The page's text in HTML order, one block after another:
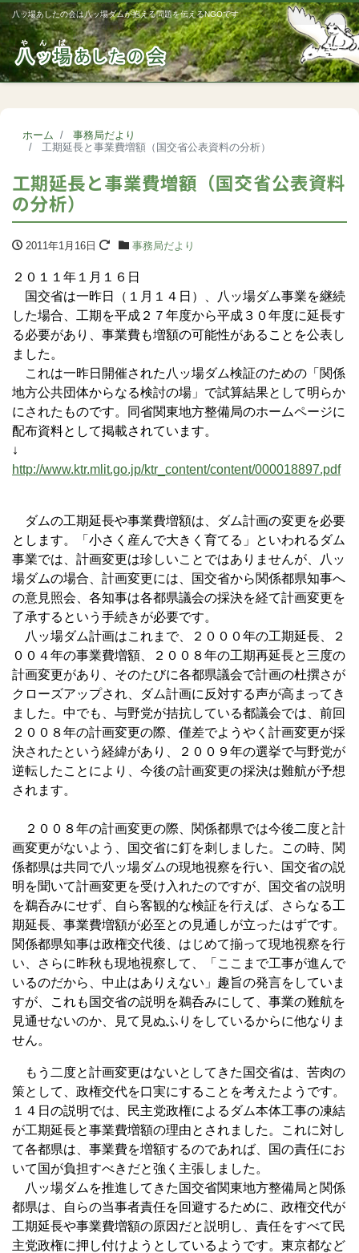
八ッ場あしたの会は八ッ場ダムが抱える問題を伝えるNGOです
ホーム
事務局だより
工期延長と事業費増額（国交省公表資料の分析）
工期延長と事業費増額（国交省公表資料
の分析）
2011年1月16日 事務局だより
２０１１年１月１６日
国交省は一昨日（１月１４日）、八ッ場ダム事業を継続
した場合、工期を平成２７年度から平成３０年度に延長す
る必要があり、事業費も増額の可能性があることを公表し
ました。
これは一昨日開催された八ッ場ダム検証のための「関係
地方公共団体からなる検討の場」で試算結果として明らか
にされたものです。同省関東地方整備局のホームページに
配布資料として掲載されています。
↓
http://www.ktr.mlit.go.jp/ktr_content/content/000018897.pdf
ダムの工期延長や事業費増額は、ダム計画の変更を必要
とします。「小さく産んで大きく育てる」といわれるダム
事業では、計画変更は珍しいことではありませんが、八ッ
場ダムの場合、計画変更には、国交省から関係都県知事へ
の意見照会、各知事は各都県議会の採決を経て計画変更を
了承するという手続きが必要です。
八ッ場ダム計画はこれまで、２０００年の工期延長、２
００４年の事業費増額、２００８年の工期再延長と三度の
計画変更があり、そのたびに各都県議会で計画の杜撰さが
クローズアップされ、ダム計画に反対する声が高まってき
ました。中でも、与野党が拮抗している都議会では、前回
２００８年の計画変更の際、僅差でようやく計画変更が採
決されたという経緯があり、２００９年の選挙で与野党が
逆転したことにより、今後の計画変更の採決は難航が予想
されます。
２００８年の計画変更の際、関係都県では今後二度と計
画変更がないよう、国交省に釘を刺しました。この時、関
係都県は共同で八ッ場ダムの現地視察を行い、国交省の説
明を聞いて計画変更を受け入れたのですが、国交省の説明
を鵜呑みにせず、自ら客観的な検証を行えば、さらなる工
期延長、事業費増額が必至との見通しが立ったはずです。
関係都県知事は政権交代後、はじめて揃って現地視察を行
い、さらに昨秋も現地視察して、「ここまで工事が進んで
いるのだから、中止はありえない」趣旨の発言をしていま
すが、これも国交省の説明を鵜呑みにして、事業の難航を
見通せないのか、見て見ぬふりをしているからに他なりま
せん。
もう二度と計画変更はないとしてきた国交省は、苦肉の
策として、政権交代を口実にすることを考えたようです。
１４日の説明では、民主党政権によるダム本体工事の凍結
が工期延長と事業費増額の理由とされました。これに対し
て各都県は、事業費を増額するのであれば、国の責任にお
いて国が負担すべきだと強く主張しました。
八ッ場ダムを推進してきた国交省関東地方整備局と関係
都県は、自らの当事者責任を回避するために、政権交代が
工期延長や事業費増額の原因だと説明し、責任をすべて民
主党政権に押し付けようとしているようです。東京都など